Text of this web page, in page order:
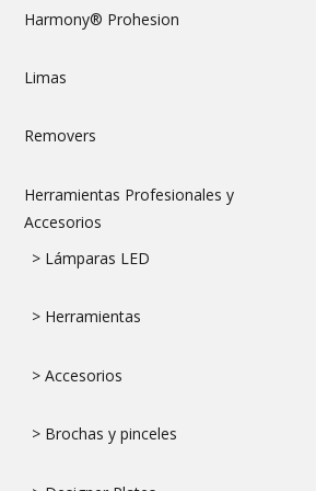
Harmony® Prohesion
Limas
Removers
Herramientas Profesionales y
Accesorios
> Lámparas LED
> Herramientas
> Accesorios
> Brochas y pinceles